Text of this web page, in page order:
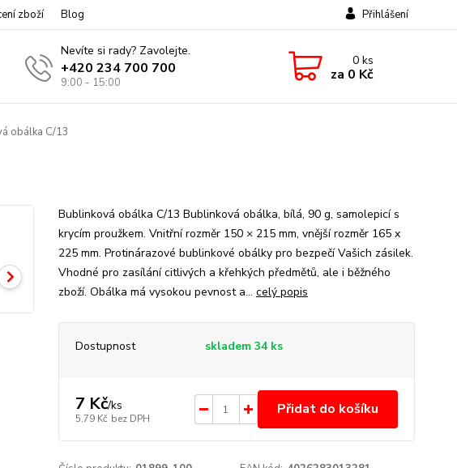
zboží Blog Přihlášení
Nevíte si rady? Zavolejte.
+420 234 700 700
9:00 - 15:00
0ks
za 0 Kč
obálka C/13
Bublinková obálka C/13 Bublinková obálka, bílá, 90 g, samolepicí s
krycím proužkem. Vnitřní rozměr 150 × 215 mm, vnější rozměr 165 x
225 mm. Protinárazové bublinkové obálky pro bezpečí Vašich zásilek.
Vhodné pro zasílání citlivých a křehkých předmětů, ale i běžného
zboží. Obálka má vysokou pevnost a... celý popis
Dostupnost skladem 34 ks
7 Kč/ks
5,79 Kč bez DPH
Přidat do košíku